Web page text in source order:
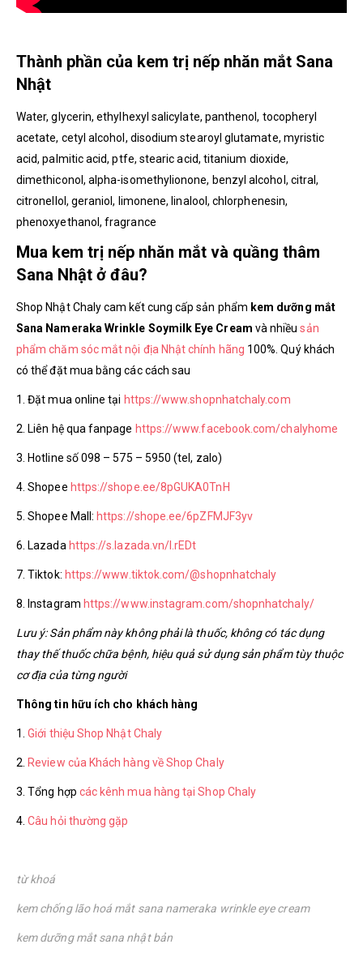
Thành phần của kem trị nếp nhăn mắt Sana
Nhật
Water, glycerin, ethylhexyl salicylate, panthenol, tocopheryl
acetate, cetyl alcohol, disodium stearoyl glutamate, myristic
acid, palmitic acid, ptfe, stearic acid, titanium dioxide,
dimethiconol, alpha-isomethylionone, benzyl alcohol, citral,
citronellol, geraniol, limonene, linalool, chlorphenesin,
phenoxyethanol, fragrance
Mua kem trị nếp nhăn mắt và quầng thâm
Sana Nhật ở đâu?
Shop Nhật Chaly cam kết cung cấp sản phẩm kem dưỡng mắt
Sana Nameraka Wrinkle Soymilk Eye Cream và nhiềusản
phẩm chăm sóc mắt nội địa Nhật chính hãng 100%. Quý khách
có thể đặt mua bằng các cách sau
1. Đặt mua online tại https://www.shopnhatchaly.com
2. Liên hệ qua fanpage https://www.facebook.com/chalyhome
3. Hotline số 098 – 575 – 5950 (tel, zalo)
4. Shopee https://shope.ee/8pGUKA0TnH
5. Shopee Mall: https://shope.ee/6pZFMJF3yv
6. Lazada https://s.lazada.vn/l.rEDt
7. Tiktok: https://www.tiktok.com/@shopnhatchaly
8. Instagram https://www.instagram.com/shopnhatchaly/
Lưu ý: Sản phẩm này không phải là thuốc, không có tác dụng
thay thế thuốc chữa bệnh, hiệu quả sử dụng sản phẩm tùy thuộc
cơ địa của từng người
Thông tin hữu ích cho khách hàng
1.Giới thiệu Shop Nhật Chaly
2. Review của Khách hàng về Shop Chaly
3. Tổng hợp các kênh mua hàng tại Shop Chaly
4.Câu hỏi thường gặp
từ khoá
kem chống lão hoá mắt sana nameraka wrinkle eye cream
kem dưỡng mắt sana nhật bản